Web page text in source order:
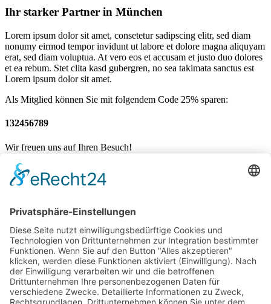
Ihr starker Partner in München
Lorem ipsum dolor sit amet, consetetur sadipscing elitr, sed diam
nonumy eirmod tempor invidunt ut labore et dolore magna aliquyam
erat, sed diam voluptua. At vero eos et accusam et justo duo dolores
et ea rebum. Stet clita kasd gubergren, no sea takimata sanctus est
Lorem ipsum dolor sit amet.
Als Mitglied können Sie mit folgendem Code 25% sparen:
132456789
Wir freuen uns auf Ihren Besuch!
Mannschaften
Sponsoren
Vorstand / Verein
Historie
Training
Social Life
LUPO im Fokus
Mannschaften
News